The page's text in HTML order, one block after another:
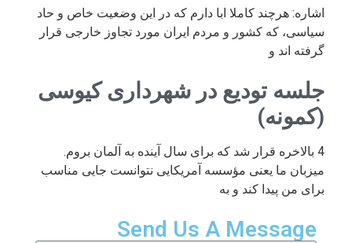
اشاره: هرچند کاملا ابا دارم که در این وضعیت خاص و حاد
سیاسی، که کشور و مردم ایران مورد تجاوز خارجی قرار
گرفته اند و
جلسه تودیع در شهرداری کیوسی
(کمونه)
4 بالاخره قرار شد که برای سال آینده به آلمان بروم.
میزبان ما یعنی مؤسسه آمریکایی نتوانست جایی مناسب
برای من پیدا کند و به
Send Us A Message